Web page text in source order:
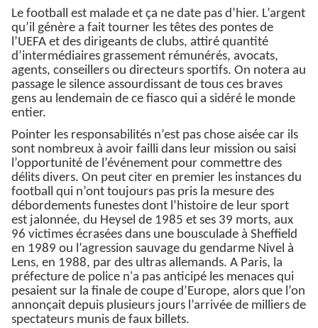
Le football est malade et ça ne date pas d’hier. L’argent
qu’il génère a fait tourner les têtes des pontes de
l’UEFA et des dirigeants de clubs, attiré quantité
d’intermédiaires grassement rémunérés, avocats,
agents, conseillers ou directeurs sportifs. On notera au
passage le silence assourdissant de tous ces braves
gens au lendemain de ce fiasco qui a sidéré le monde
entier.
Pointer les responsabilités n’est pas chose aisée car ils
sont nombreux à avoir failli dans leur mission ou saisi
l’opportunité de l’événement pour commettre des
délits divers. On peut citer en premier les instances du
football qui n’ont toujours pas pris la mesure des
débordements funestes dont l’histoire de leur sport
est jalonnée, du Heysel de 1985 et ses 39 morts, aux
96 victimes écrasées dans une bousculade à Sheffield
en 1989 ou l’agression sauvage du gendarme Nivel à
Lens, en 1988, par des ultras allemands. A Paris, la
préfecture de police n'a pas anticipé les menaces qui
pesaient sur la finale de coupe d’Europe, alors que l’on
annonçait depuis plusieurs jours l’arrivée de milliers de
spectateurs munis de faux billets.